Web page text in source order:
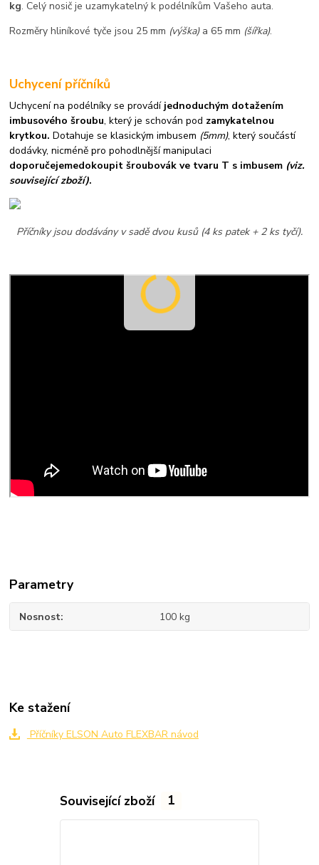
kg. Celý nosič je uzamykatelný k podélníkům Vašeho auta.
Rozměry hliníkové tyče jsou 25 mm (výška)a 65 mm (šířka).
Uchycení příčníků
Uchycení na podélníky se provádí jednoduchým dotažením
imbusového šroubu, který je schován pod zamykatelnou
krytkou.Dotahuje se klasickým imbusem (5mm), který součástí
dodávky, nicméně pro pohodlnější manipulaci
doporučejemedokoupit šroubovák ve tvaru T s imbusem (viz.
související zboží).
Příčníky jsou dodávány v sadě dvou kusů (4 ks patek + 2 ks tyčí).
Parametry
Nosnost 100 kg
Ke stažení
Příčníky ELSON Auto FLEXBAR návod
Související zboží 1